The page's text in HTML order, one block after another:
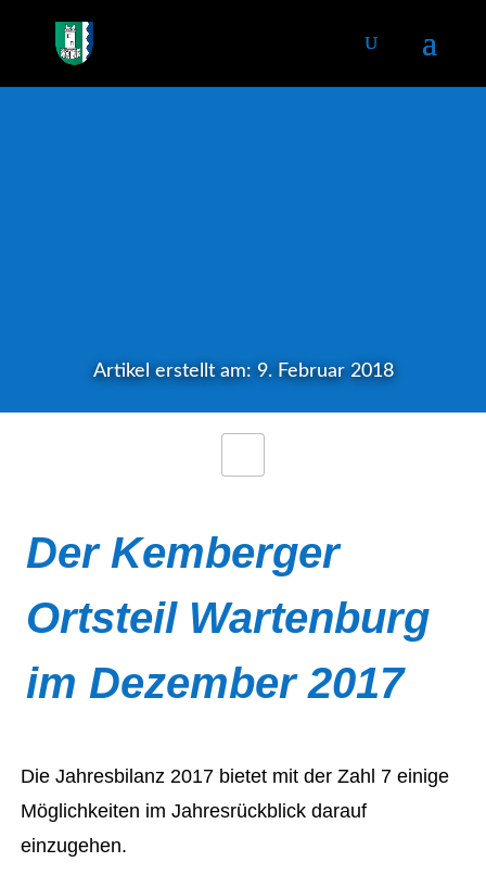
Artikel erstellt am: 9. Februar 2018
Der Kemberger
Ortsteil Wartenburg
im Dezember 2017
Die Jahresbilanz 2017 bietet mit der Zahl 7 einige
Möglichkeiten im Jahresrückblick darauf
einzugehen.